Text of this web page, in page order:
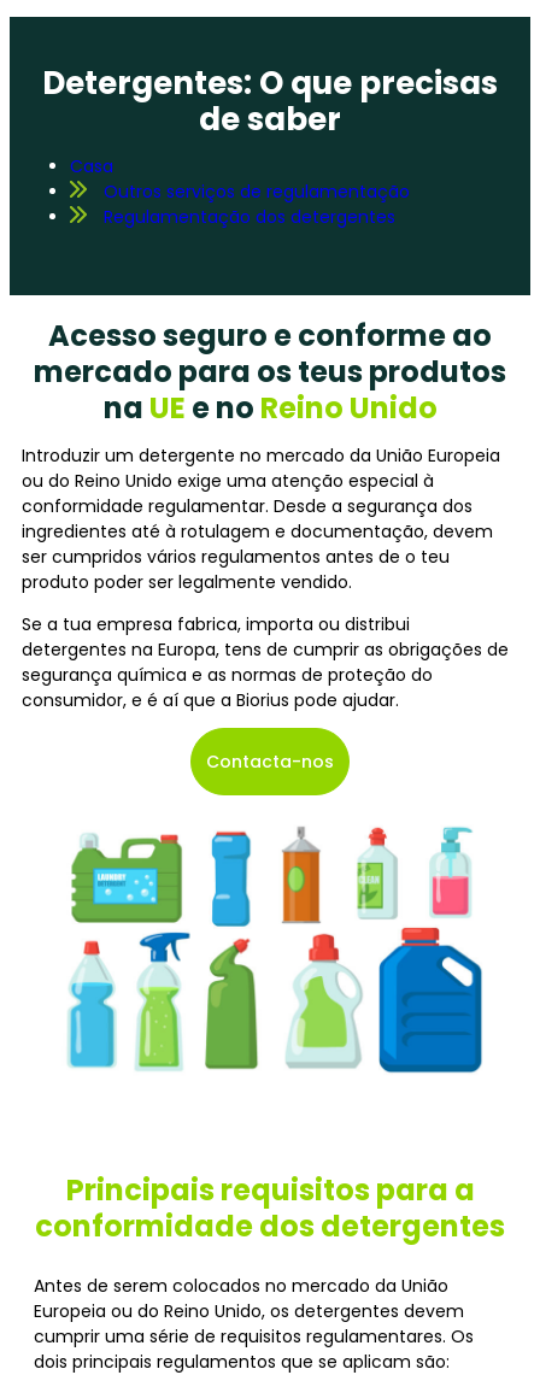
Detergentes: O que precisas
de saber
Casa
Outros serviços de regulamentação
Regulamentação dos detergentes
Acesso seguro e conforme ao
mercado para os teus produtos
na UE e no Reino Unido
Introduzir um detergente no mercado da União Europeia
ou do Reino Unido exige uma atenção especial à
conformidade regulamentar. Desde a segurança dos
ingredientes até à rotulagem e documentação, devem
ser cumpridos vários regulamentos antes de o teu
produto poder ser legalmente vendido.
Se a tua empresa fabrica, importa ou distribui
detergentes na Europa, tens de cumprir as obrigações de
segurança química e as normas de proteção do
consumidor, e é aí que a Biorius pode ajudar.
Contacta-nos
Principais requisitos para a
conformidade dos detergentes
Antes de serem colocados no mercado da União
Europeia ou do Reino Unido, os detergentes devem
cumprir uma série de requisitos regulamentares. Os
dois principais regulamentos que se aplicam são: